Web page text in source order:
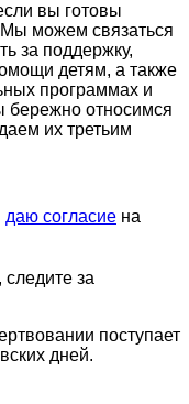
вы готовы
Мы можем связаться
за поддержку,
детям, а также
программах и
бережно относимся
их третьим
даю согласие на
за
поступает
дней.